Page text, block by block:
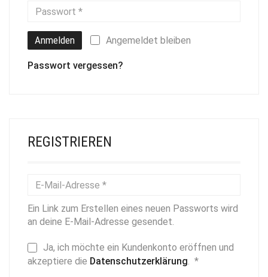
Anmelden Angemeldet bleiben
Passwort vergessen?
REGISTRIEREN
Ein Link zum Erstellen eines neuen Passworts wird
an deine E-Mail-Adresse gesendet.
Ja, ich möchte ein Kundenkonto eröffnen und
akzeptiere die Datenschutzerklärung *Erforderlich